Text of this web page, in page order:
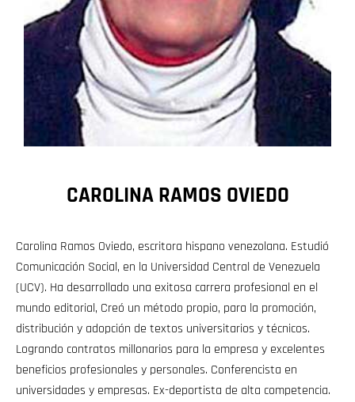
CAROLINA RAMOS OVIEDO
Carolina Ramos Oviedo, escritora hispano venezolana. Estudió
Comunicación Social, en la Universidad Central de Venezuela
(UCV). Ha desarrollado una exitosa carrera profesional en el
mundo editorial, Creó un método propio, para la promoción,
distribución y adopción de textos universitarios y técnicos.
Logrando contratos millonarios para la empresa y excelentes
beneficios profesionales y personales. Conferencista en
universidades y empresas. Ex-deportista de alta competencia.